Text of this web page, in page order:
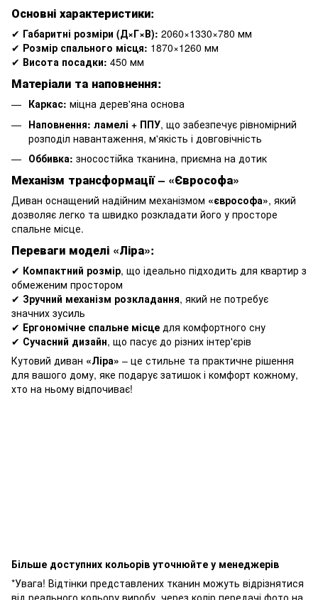
Основні характеристики:
✔ Габаритні розміри (Д×Г×В): 2060×1330×780 мм
✔ Розмір спального місця: 1870×1260 мм
✔ Висота посадки: 450 мм
Матеріали та наповнення:
Каркас: міцна дерев'яна основа
Наповнення: ламелі + ППУ, що забезпечує рівномірний
розподіл навантаження, м'якість і довговічність
Оббивка: зносостійка тканина, приємна на дотик
Механізм трансформації – «Єврософа»
Диван оснащений надійним механізмом «єврософа», який
дозволяє легко та швидко розкладати його у просторе
спальне місце.
Переваги моделі «Ліра»:
✔ Компактний розмір, що ідеально підходить для квартир з
обмеженим простором
✔ Зручний механізм розкладання, який не потребує
значних зусиль
✔ Ергономічне спальне місце для комфортного сну
✔ Сучасний дизайн, що пасує до різних інтер'єрів
Кутовий диван «Ліра» – це стильне та практичне рішення
для вашого дому, яке подарує затишок і комфорт кожному,
хто на ньому відпочиває!
Більше доступних кольорів уточнюйте у менеджерів
*Увага! Відтінки представлених тканин можуть відрізнятися